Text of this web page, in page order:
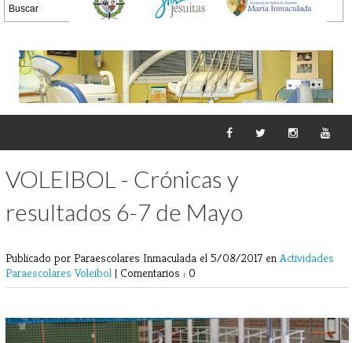
VOLEIBOL - Crónicas y
resultados 6-7 de Mayo
Publicado por Paraescolares Inmaculada el 5/08/2017 en Actividades
Paraescolares Voleibol | Comentarios : 0